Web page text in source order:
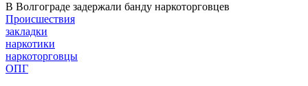
В Волгограде задержали банду наркоторговцев
Происшествия
закладки
наркотики
наркоторговцы
ОПГ